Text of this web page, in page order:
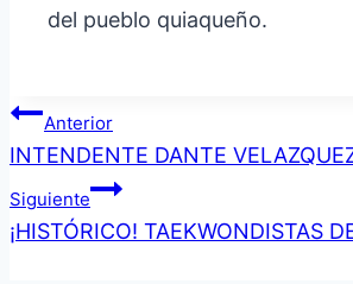
del pueblo quiaqueño.
Navegación
de
entradas
Anterior
INTENDENTE DANTE
Siguiente
¡HISTÓRICO! TAEKWONDISTAS